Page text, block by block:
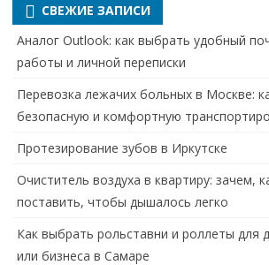
СВЕЖИЕ ЗАПИСИ
Аналог Outlook: как выбрать удобный
работы и личной переписки
Перевозка лежачих больных в Москве:
безопасную и комфортную
Протезирование зубов в Иркутске
Очиститель воздуха в квартиру: зачем,
поставить, чтобы дышалось легко
Как выбрать рольставни и роллеты для
или бизнеса в Самаре